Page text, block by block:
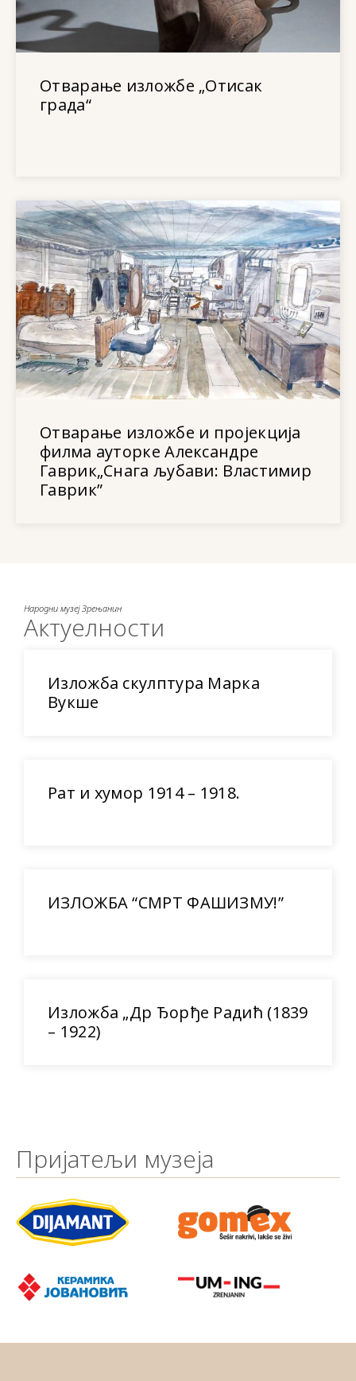
Отварање изложбе „Отисак
града“
Отварање изложбе и пројекција
филма ауторке Александре
Гаврик„Снага љубави: Властимир
Гаврик”
Народни музеј Зрењанин
Актуелности
Изложба скулптура Марка
Вукше
Рат и хумор 1914 – 1918.
ИЗЛОЖБА “СМРТ ФАШИЗМУ!”
Изложба „Др Ђорђе Радић (1839
– 1922)
Пријатељи музеја